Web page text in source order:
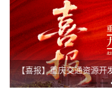
那些践行正确政绩观的榜样
2026-06-16
2025-12-05
2025-12-05
2025-12-05